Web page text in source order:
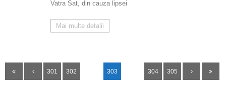
Vatra Sat, din cauza lipsei
Mai multe detalii
301 302 303 304 305